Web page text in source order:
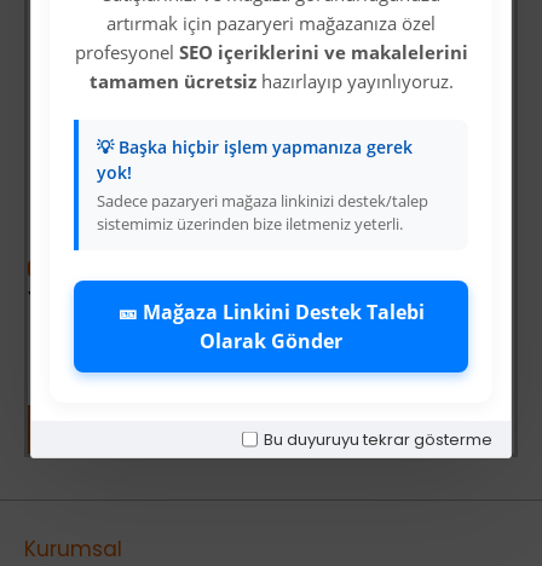
artırmak için pazaryeri mağazanıza özel
profesyonel SEO içeriklerini ve makalelerini
tamamen ücretsizhazırlayıp yayınlıyoruz.
💡 Başka hiçbir işlem yapmanıza gerek
yok!
Sadece pazaryeri mağaza linkinizi destek/talep
sistemimiz üzerinden bize iletmeniz yeterli.
🎫 Mağaza Linkini Destek Talebi
Olarak Gönder
Bu duyuruyu tekrar gösterme
Yoğun Saçlı Lastikli Topuz Toka / Siyah
Üyelere Özel Fiyat Üyelere Özel Fiyat
Kurumsal